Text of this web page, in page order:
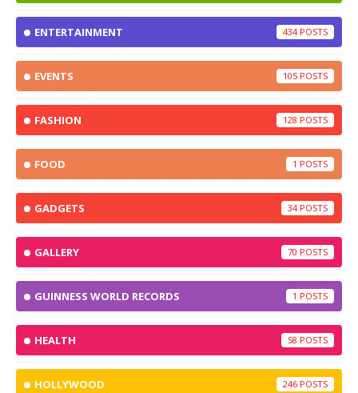
ENTERTAINMENT 434
EVENTS 105
FASHION 128
FOOD 1
GADGETS 34
GALLERY 70
GUINNESS WORLD RECORDS 1
HEALTH 58
HOLLYWOOD 246